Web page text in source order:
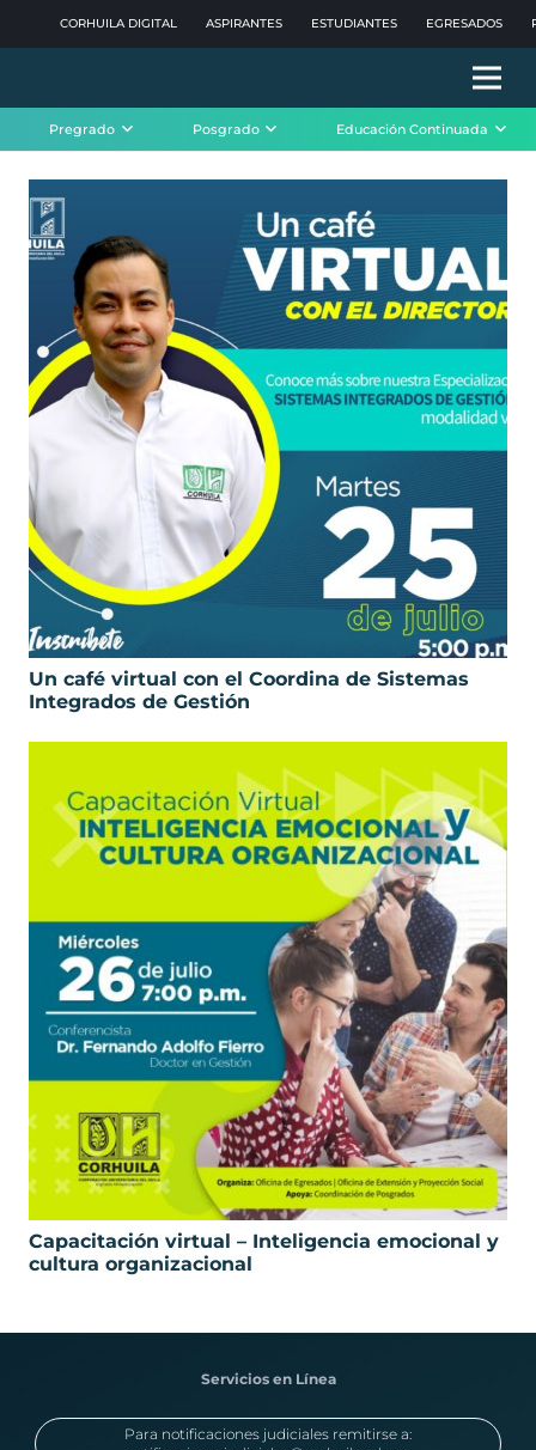
CORHUILA DIGITAL ASPIRANTES ESTUDIANTES EGRESADOS
Pregrado Posgrado Educación Continuada
Un café virtual con el Coordina de Sistemas
Integrados de Gestión
Capacitación virtual – Inteligencia emocional y
cultura organizacional
Servicios en Línea
Para notificaciones judiciales remitirse a: